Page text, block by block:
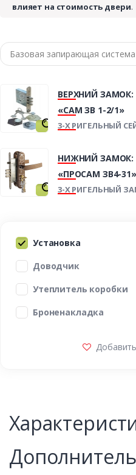
влияет на стоимость двери.
ВЕРХНИЙ ЗАМОК:
«САМ ЗВ 1-2/1»
3-Х РИГЕЛЬНЫЙ
НИЖНИЙ ЗАМОК:
«ПРОСАМ ЗВ4-31»
3-Х РИГЕЛЬНЫЙ
Установка
Доводчик
Утеплитель коробки
Броненакладка